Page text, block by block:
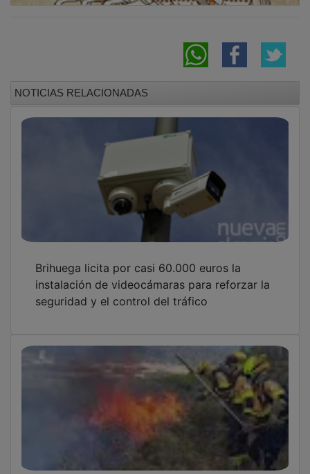
Controlado un incendio forestal en Brihuega
Brihuega regulará desde el 3 de julio el
acceso al casco urbano y activará un
aparcamiento disuasorio con lanzaderas